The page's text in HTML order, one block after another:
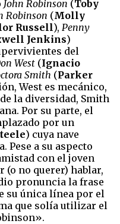
John Robinson (Toby
Robinson (Molly
Russell), Penny
Jenkins)
del
West (Ignacio
Smith (Parker
West es mecánico,
la diversidad, Smith
Por su parte, el
por un
) cuya nave
Pese a su aspecto
con el joven
(o no querer) hablar,
pronuncia la frase
su única línea por el
que solía utilizar el